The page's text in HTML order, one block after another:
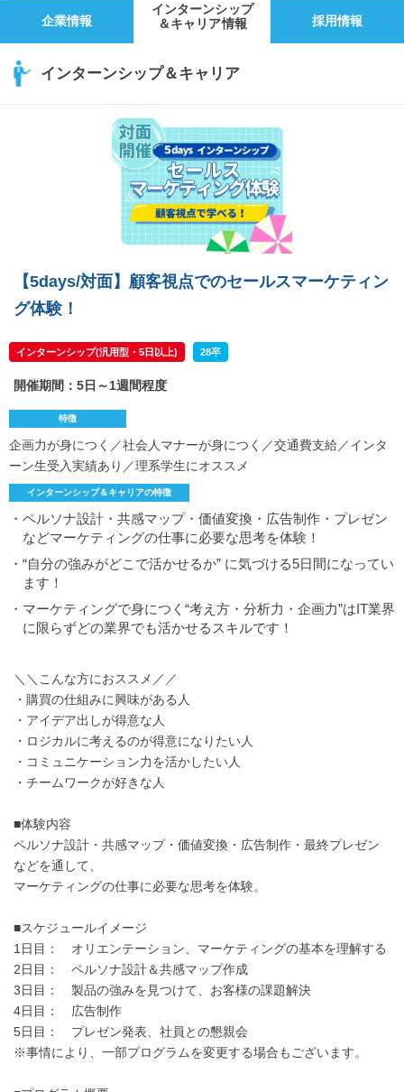
企業情報
インターンシップ
＆キャリア情報
採用情報
インターンシップ＆キャリア
【5days/対面】顧客視点でのセールスマーケティン
グ体験！
インターンシップ(汎用型・5日以上) 28卒
開催期間：5日～1週間程度
特徴
企画力が身につく／社会人マナーが身につく／交通費支給／インタ
ーン生受入実績あり／理系学生にオススメ
インターンシップ＆キャリアの特徴
・ペルソナ設計・共感マップ・価値変換・広告制作・プレゼン
などマーケティングの仕事に必要な思考を体験！
・“自分の強みがどこで活かせるか” に気づける5日間になってい
ます！
・マーケティングで身につく“考え方・分析力・企画力”はIT業界
に限らずどの業界でも活かせるスキルです！
＼＼こんな方におススメ／／
・購買の仕組みに興味がある人
・アイデア出しが得意な人
・ロジカルに考えるのが得意になりたい人
・コミュニケーション力を活かしたい人
・チームワークが好きな人
■体験内容
ペルソナ設計・共感マップ・価値変換・広告制作・最終プレゼン
などを通して、
マーケティングの仕事に必要な思考を体験。
■スケジュールイメージ
1日目： オリエンテーション、マーケティングの基本を理解する
2日目： ペルソナ設計＆共感マップ作成
3日目： 製品の強みを見つけて、お客様の課題解決
4日目： 広告制作
5日目： プレゼン発表、社員との懇親会
※事情により、一部プログラムを変更する場合もございます。